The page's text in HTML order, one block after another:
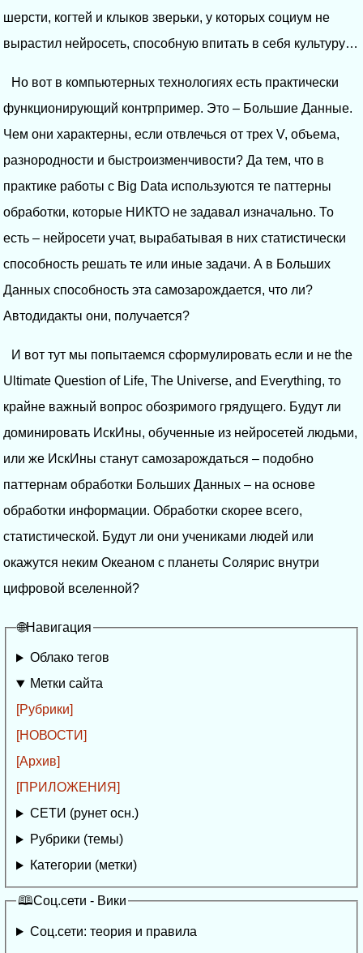
шерсти, когтей и клыков зверьки, у которых социум не
вырастил нейросеть, способную впитать в себя культуру…
Но вот в компьютерных технологиях есть практически
функционирующий контрпример. Это – Большие Данные.
Чем они характерны, если отвлечься от трех V, объема,
разнородности и быстроизменчивости? Да тем, что в
практике работы с Big Data используются те паттерны
обработки, которые НИКТО не задавал изначально. То
есть – нейросети учат, вырабатывая в них статистически
способность решать те или иные задачи. А в Больших
Данных способность эта самозарождается, что ли?
Автодидакты они, получается?
И вот тут мы попытаемся сформулировать если и не the
Ultimate Question of Life, The Universe, and Everything, то
крайне важный вопрос обозримого грядущего. Будут ли
доминировать ИскИны, обученные из нейросетей людьми,
или же ИскИны станут самозарождаться – подобно
паттернам обработки Больших Данных – на основе
обработки информации. Обработки скорее всего,
статистической. Будут ли они учениками людей или
окажутся неким Океаном с планеты Солярис внутри
цифровой вселенной?
🌐Навигация
Облако тегов
Метки сайта
[Рубрики]
[НОВОСТИ]
[Архив]
[ПРИЛОЖЕНИЯ]
СЕТИ (рунет осн.)
Рубрики (темы)
Категории (метки)
🕮Соц.сети - Вики
Соц.сети: теория и правила